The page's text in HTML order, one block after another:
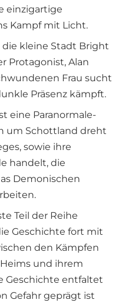
einzigartige
Kampf mit Licht.
kleine Stadt Bright
Protagonist, Alan
Frau sucht
Präsenz kämpft.
eine Paranormale-
um Schottland dreht
sowie ihre
handelt, die
Demonischen
Teil der Reihe
Geschichte fort mit
den Kämpfen
und ihrem
Geschichte entfaltet
Gefahr geprägt ist